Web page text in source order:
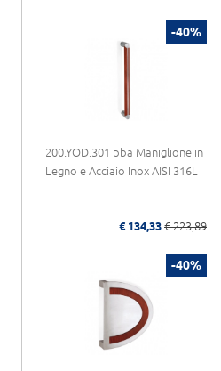
-40%
200.YOD.301 pba Maniglione in
Legno e Acciaio Inox AISI 316L
€ 134,33 € 223,89
-40%